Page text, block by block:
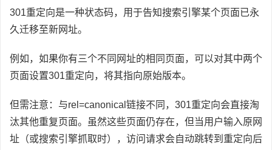
301重定向是一种状态码，用于告知搜索引擎某个页面已永
久迁移至新网址。
例如，如果你有三个不同网址的相同页面，可以对其中两个
页面设置301重定向，将其指向原始版本。
但需注意：与rel=canonical链接不同，301重定向会直接淘
汰其他重复页面。虽然这些页面仍存在，但当用户输入原网
址（或搜索引擎抓取时），访问请求会自动跳转到重定向后